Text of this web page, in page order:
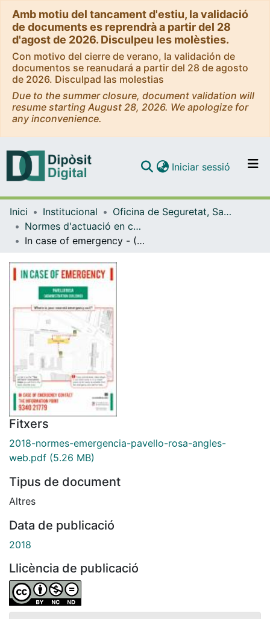
Amb motiu del tancament d'estiu, la validació
de documents es reprendrà a partir del 28
d'agost de 2026. Disculpeu les molèsties.
Con motivo del cierre de verano, la validación de
documentos se reanudará a partir del 28 de agosto
de 2026. Disculpad las molestias
Due to the summer closure, document validation will
resume starting August 28, 2026. We apologize for
any inconvenience.
Navega per tot el DD
Com publicar
Iniciar sessió (current)
Inici Institucional
Oficina de Seguretat, Salut i Medi Ambient (OSSMA)
Normes d'actuació en cas d'emergència (OSSMA)
In case of emergency - (Pavelló Rosa – Administration Building)
Fitxers
2018-normes-emergencia-pavello-rosa-angles-
web.pdf (5.26 MB)
Tipus de document
Altres
Data de publicació
2018
Llicència de publicació